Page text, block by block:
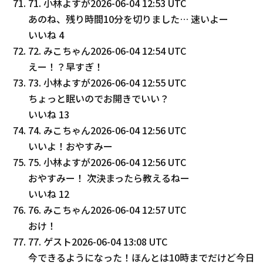
あのね、残り時間10分を切りました… 速いよー
いいね 4
72. みこちゃん2026-06-04 12:54 UTC
えー！？早すぎ！
73. 小林よすが2026-06-04 12:55 UTC
ちょっと眠いのでお開きでいい？
いいね 13
74. みこちゃん2026-06-04 12:56 UTC
いいよ！おやすみー
75. 小林よすが2026-06-04 12:56 UTC
おやすみー！ 次決まったら教えるねー
いいね 12
76. みこちゃん2026-06-04 12:57 UTC
おけ！
77. ゲスト2026-06-04 13:08 UTC
今できるようになった！ほんとは10時までだけど今日